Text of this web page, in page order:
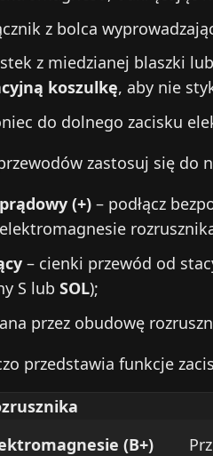
z bolca
z miedzianej blaszki
koszulkę, aby nie
do dolnego zacisku
zastosuj się do
(+) – podłącz
– cienki przewód od
S lub SOL);
przez obudowę
przedstawia funkcje
(B+)